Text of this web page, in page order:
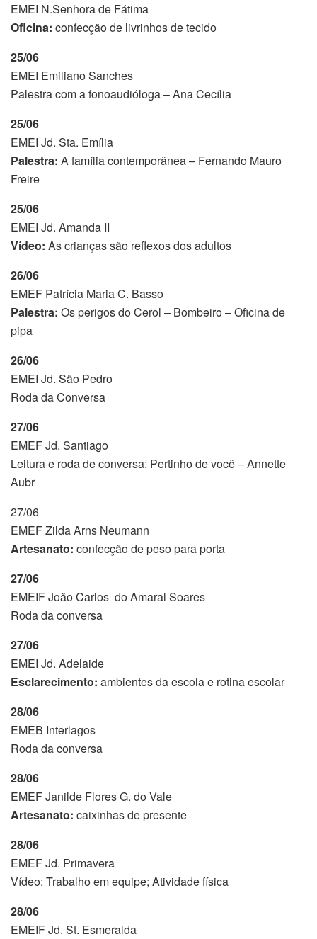
EMEI N.Senhora de Fátima
Oficina: confecção de livrinhos de tecido
25/06
EMEI Emiliano Sanches
Palestra com a fonoaudióloga – Ana Cecília
25/06
EMEI Jd. Sta. Emília
Palestra: A família contemporânea – Fernando Mauro
Freire
25/06
EMEI Jd. Amanda II
Vídeo: As crianças são reflexos dos adultos
26/06
EMEF Patrícia Maria C. Basso
Palestra: Os perigos do Cerol – Bombeiro – Oficina de
pipa
26/06
EMEI Jd. São Pedro
Roda da Conversa
27/06
EMEF Jd. Santiago
Leitura e roda de conversa: Pertinho de você – Annette
Aubr
27/06
EMEF Zilda Arns Neumann
Artesanato: confecção de peso para porta
27/06
EMEIF João Carlos do Amaral Soares
Roda da conversa
27/06
EMEI Jd. Adelaide
Esclarecimento: ambientes da escola e rotina escolar
28/06
EMEB Interlagos
Roda da conversa
28/06
EMEF Janilde Flores G. do Vale
Artesanato: caixinhas de presente
28/06
EMEF Jd. Primavera
Vídeo: Trabalho em equipe; Atividade física
28/06
EMEIF Jd. St. Esmeralda